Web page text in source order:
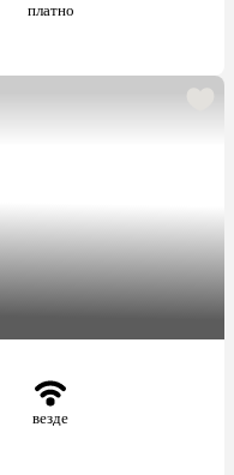
платно
везде